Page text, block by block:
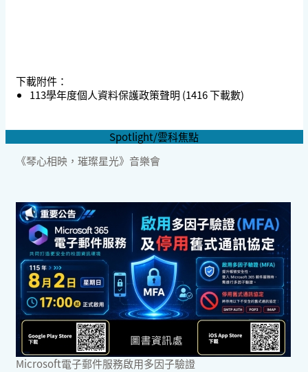
下載附件：
113學年度個人資料保護政策聲明 (1416 下載數)
Spotlight/雲科焦點
《琴心相映，璀璨星光》音樂會
Microsoft電子郵件服務啟用多因子驗證